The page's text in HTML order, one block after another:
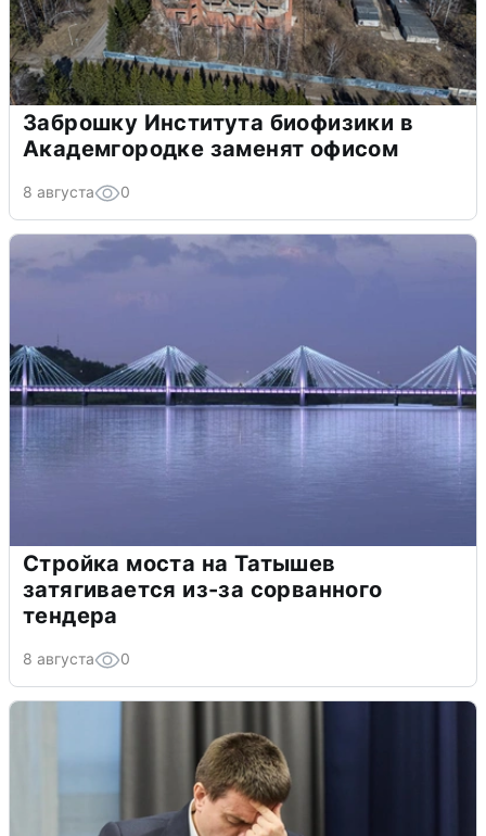
Заброшку Института биофизики в
Академгородке заменят офисом
8 августа 0
Стройка моста на Татышев
затягивается из-за сорванного
тендера
8 августа 0